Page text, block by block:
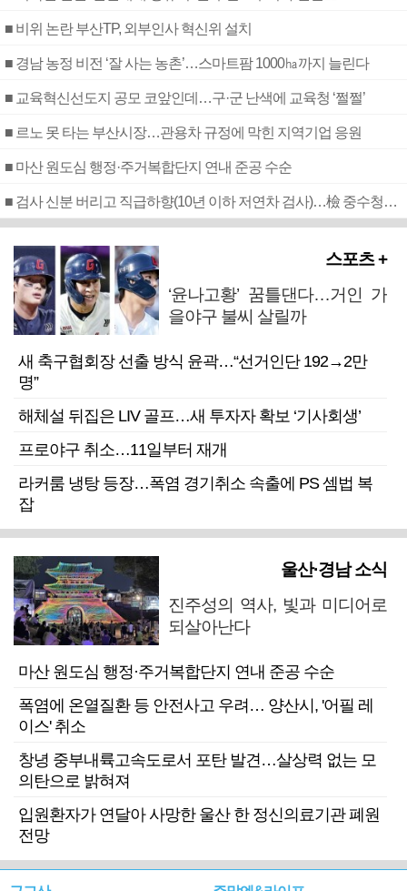
■ 비위 논란 부산TP, 외부인사 혁신위 설치
■ 경남 농정 비전 ‘잘 사는 농촌’…스마트팜 1000㏊까지 늘린다
■ 교육혁신선도지 공모 코앞인데…구·군 난색에 교육청 ‘쩔쩔’
■ 르노 못 타는 부산시장…관용차 규정에 막힌 지역기업 응원
■ 마산 원도심 행정·주거복합단지 연내 준공 수순
■ 검사 신분 버리고 직급하향(10년 이하 저연차 검사)…檢 중수청행 기피
스포츠 +
‘윤나고황’ 꿈틀댄다…거인 가
을야구 불씨 살릴까
새 축구협회장 선출 방식 윤곽…“선거인단 192→2만
명”
해체설 뒤집은 LIV 골프…새 투자자 확보 ‘기사회생’
프로야구 취소…11일부터 재개
라커룸 냉탕 등장…폭염 경기취소 속출에 PS 셈법 복
잡
울산·경남 소식
진주성의 역사, 빛과 미디어로
되살아난다
마산 원도심 행정·주거복합단지 연내 준공 수순
폭염에 온열질환 등 안전사고 우려… 양산시, '어필 레
이스' 취소
창녕 중부내륙고속도로서 포탄 발견…살상력 없는 모
의탄으로 밝혀져
입원환자가 연달아 사망한 울산 한 정신의료기관 폐원
전망